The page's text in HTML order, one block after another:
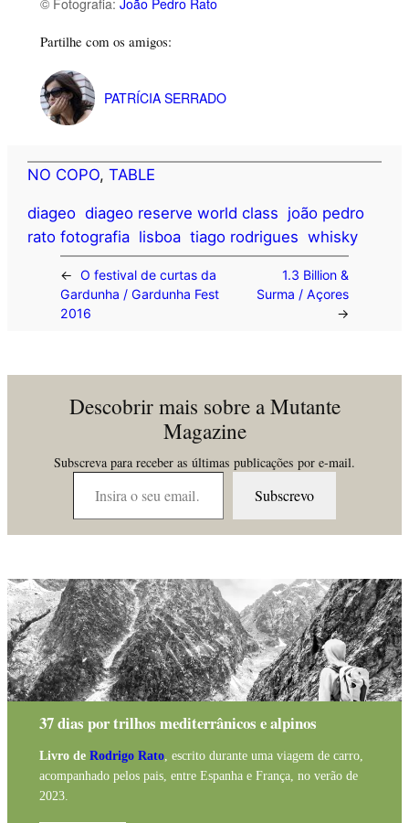
Partilhe com os amigos:
PATRÍCIA SERRADO
NO COPO, TABLE
diageo diageo reserve world class joão pedro
rato fotografia lisboa tiago rodrigues whisky
←
O festival de curtas da
Gardunha / Gardunha Fest
2016
1.3 Billion &
Surma / Açores
→
Descobrir mais sobre a Mutante
Magazine
Subscreva para receber as últimas publicações por e-mail.
Insira o seu email…
Subscrevo
37 dias por trilhos mediterrânicos e alpinos
Livro de Rodrigo Rato, escrito durante uma viagem de carro,
acompanhado pelos pais, entre Espanha e França, no verão de
2023.